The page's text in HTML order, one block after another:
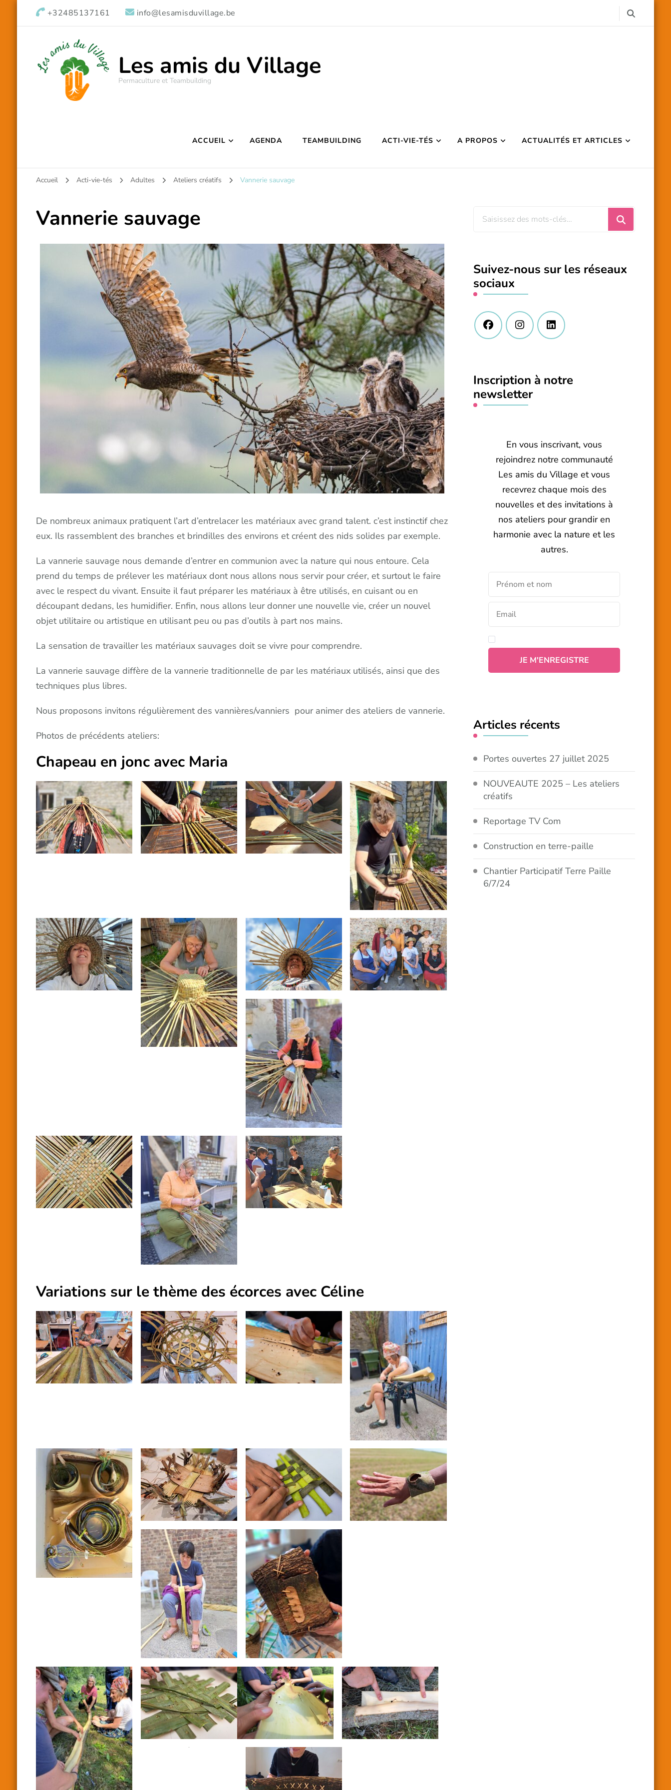
+32485137161 info@lesamisduvillage.be
Les amis du Village
Permaculture et Teambuilding
ACCUEIL AGENDA TEAMBUILDING ACTI-VIE-TÉS A PROPOS ACTUALITÉS ET ARTICLES
Accueil Acti-vie-tés Adultes Ateliers créatifs Vannerie sauvage
Vannerie sauvage
De nombreux animaux pratiquent l’art d’entrelacer les matériaux avec grand talent. c’est instinctif chez
eux. Ils rassemblent des branches et brindilles des environs et créent des nids solides par exemple.
La vannerie sauvage nous demande d’entrer en communion avec la nature qui nous entoure. Cela
prend du temps de prélever les matériaux dont nous allons nous servir pour créer, et surtout le faire
avec le respect du vivant. Ensuite il faut préparer les matériaux à être utilisés, en cuisant ou en
découpant dedans, les humidifier. Enfin, nous allons leur donner une nouvelle vie, créer un nouvel
objet utilitaire ou artistique en utilisant peu ou pas d’outils à part nos mains.
La sensation de travailler les matériaux sauvages doit se vivre pour comprendre.
La vannerie sauvage diffère de la vannerie traditionnelle de par les matériaux utilisés, ainsi que des
techniques plus libres.
Nous proposons invitons régulièrement des vannières/vanniers pour animer des ateliers de vannerie.
Photos de précédents ateliers:
Chapeau en jonc avec Maria
Variations sur le thème des écorces avec Céline
Vous
?
Suivez-nous sur les réseaux
sociaux
Inscription à notre
newsletter
En vous inscrivant, vous
rejoindrez notre communauté
Les amis du Village et vous
recevrez chaque mois des
nouvelles et des invitations à
nos ateliers pour grandir en
harmonie avec la nature et les
autres.
Articles récents
Portes ouvertes 27 juillet 2025
NOUVEAUTE 2025 – Les ateliers
créatifs
Reportage TV Com
Construction en terre-paille
Chantier Participatif Terre Paille
6/7/24